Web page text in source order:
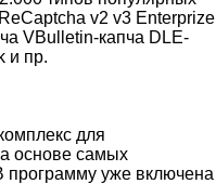
v2 v3 Enterprize
VBulletin-капча DLE-
и пр.
для
основе самых
программу уже включена